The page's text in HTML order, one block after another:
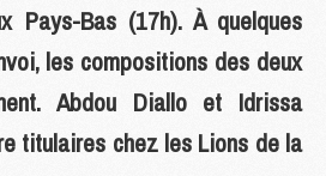
Pays-Bas (17h). À quelques
les compositions des deux
Abdou Diallo et Idrissa
titulaires chez les Lions de la